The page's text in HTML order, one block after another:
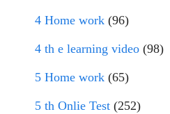
4 Home work (96)
4 th e learning video (98)
5 Home work (65)
5 th Onlie Test (252)